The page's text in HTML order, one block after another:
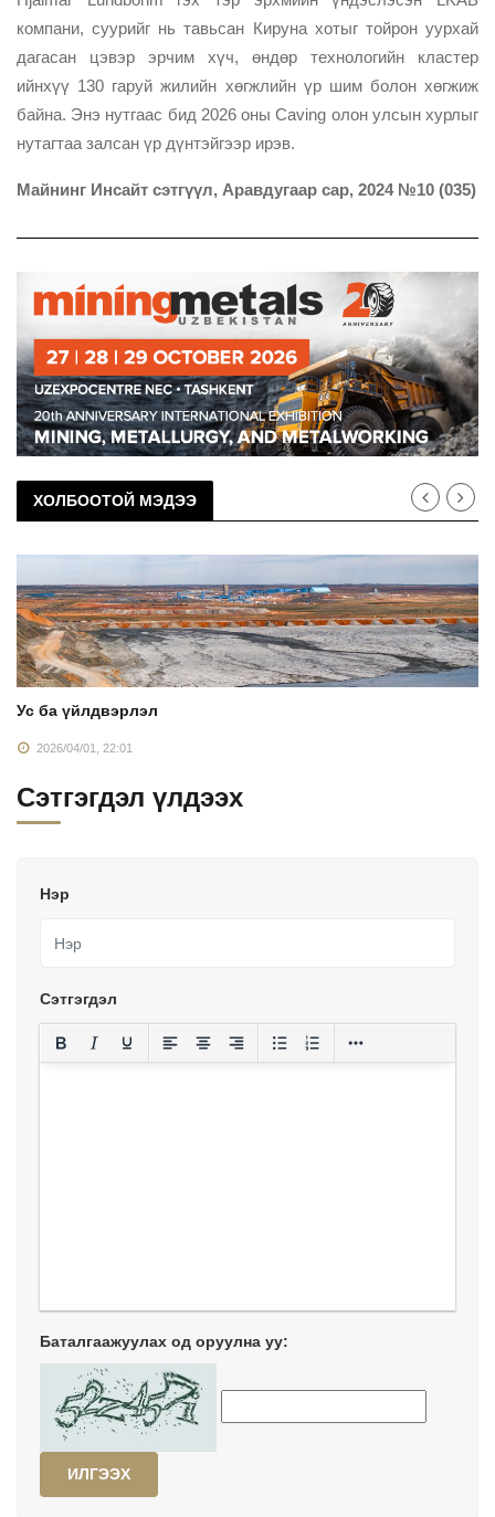
компани, суурийг нь тавьсан Кируна хотыг тойрон уурхай
дагасан цэвэр эрчим хүч, өндөр технологийн кластер
ийнхүү 130 гаруй жилийн хөгжлийн үр шим болон хөгжиж
байна. Энэ нутгаас бид 2026 оны Caving олон улсын хурлыг
нутагтаа залсан үр дүнтэйгээр ирэв.
Майнинг Инсайт сэтгүүл, Аравдугаар сар, 2024 №10 (035)
ХОЛБООТОЙ МЭДЭЭ
Ус ба үйлдвэрлэл
2026/04/01, 22:01
Сэтгэгдэл үлдээх
Нэр
Сэтгэгдэл
Баталгаажуулах од оруулна уу:
ИЛГЭЭХ